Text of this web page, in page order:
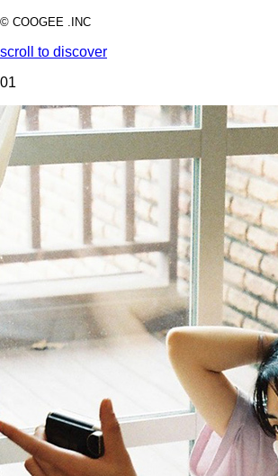
© COOGEE .INC
scroll to discover
01